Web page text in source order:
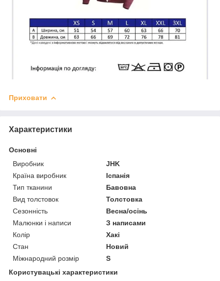
Приховати
Характеристики
Основні
Виробник
JHK
Країна виробник
Іспанія
Тип тканини
Бавовна
Вид толстовок
Толстовка
Сезонність
Весна/осінь
Малюнки і написи
З написами
Колір
Хакі
Стан
Новий
Міжнародний розмір
S
Користувацькi характеристики